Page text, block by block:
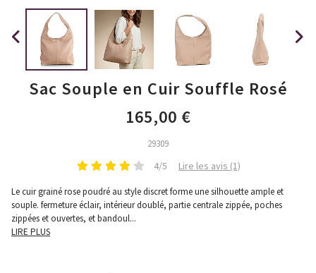
Sac Souple en Cuir Souffle Rosé
165,00 €
29309
4/5 Lire les avis (1)
Le cuir grainé rose poudré au style discret forme une silhouette ample et
souple. fermeture éclair, intérieur doublé, partie centrale zippée, poches
zippées et ouvertes, et bandoul...
LIRE PLUS